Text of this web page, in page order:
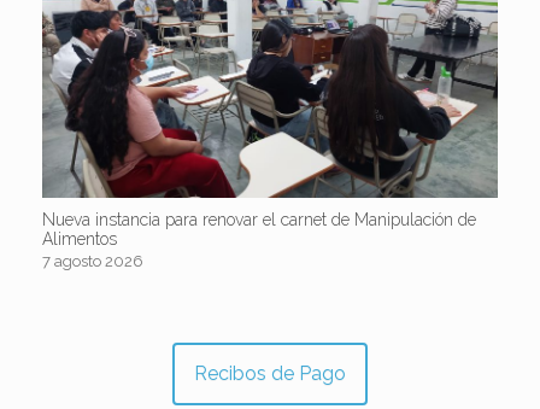
Nueva instancia para renovar el carnet de Manipulación de
Alimentos
7 agosto 2026
Recibos de Pago